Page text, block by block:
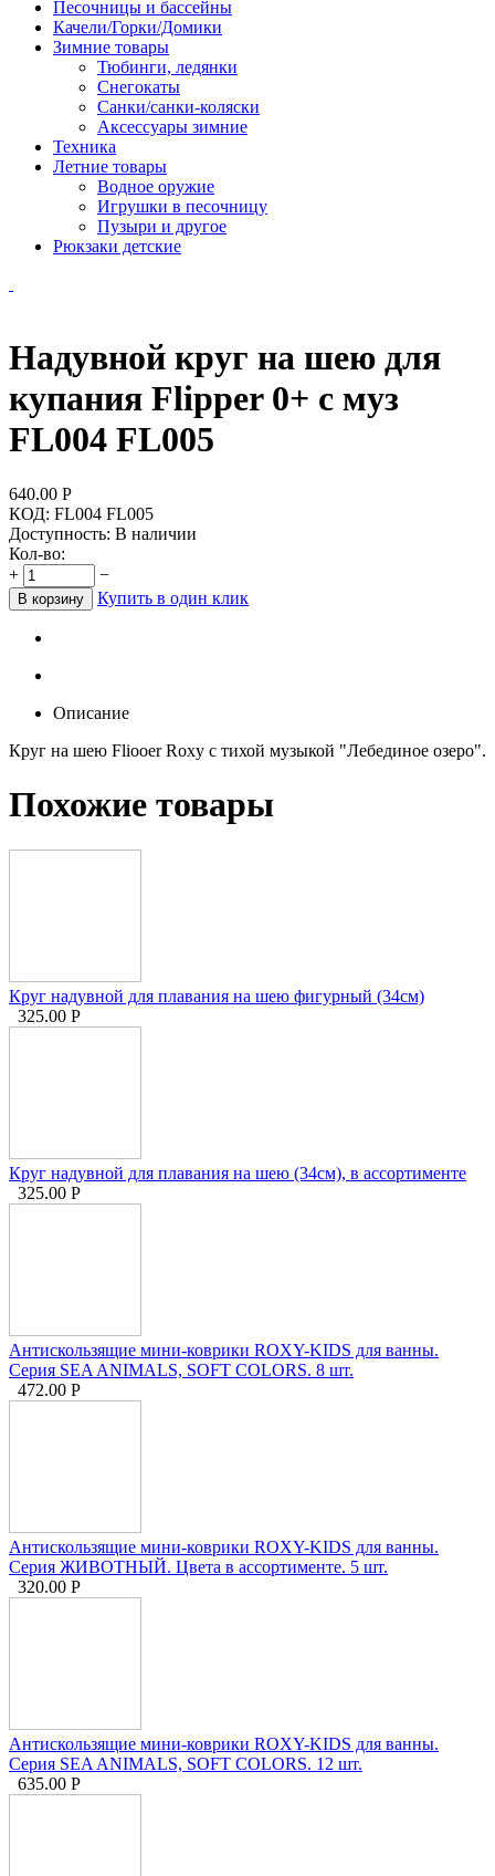
Песочницы и бассейны
Качели/Горки/Домики
Зимние товары
Тюбинги, ледянки
Снегокаты
Санки/санки-коляски
Аксессуары зимние
Техника
Летние товары
Водное оружие
Игрушки в песочницу
Пузыри и другое
Рюкзаки детские
Надувной круг на шею для
купания Flipper 0+ с муз
FL004 FL005
640.00 Р
КОД: FL004 FL005
Доступность: В наличии
Кол-во:
+
−
В корзину Купить в один клик
Описание
Круг на шею Fliooer Roxy с тихой музыкой "Лебединое озеро".
Похожие товары
Круг надувной для плавания на шею фигурный (34см)
325.00 Р
Круг надувной для плавания на шею (34см), в ассортименте
325.00 Р
Антискользящие мини-коврики ROXY-KIDS для ванны.
Серия SEA ANIMALS, SOFT COLORS. 8 шт.
472.00 Р
Антискользящие мини-коврики ROXY-KIDS для ванны.
Серия ЖИВОТНЫЙ. Цвета в ассортименте. 5 шт.
320.00 Р
Антискользящие мини-коврики ROXY-KIDS для ванны.
Серия SEA ANIMALS, SOFT COLORS. 12 шт.
635.00 Р